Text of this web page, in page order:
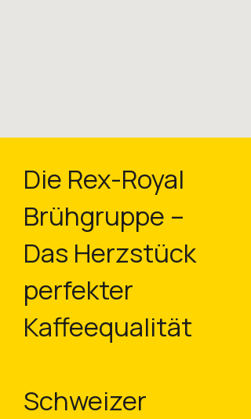
Die Rex-Royal
Brühgruppe –
Das Herzstück
perfekter
Kaffeequalität
Schweizer